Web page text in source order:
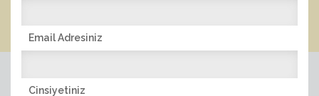
Email Adresiniz
Cinsiyetiniz